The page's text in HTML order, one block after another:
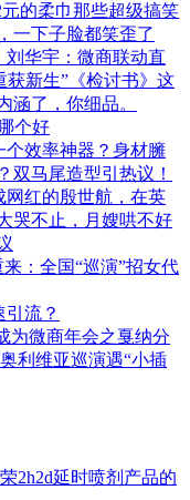
的柔巾那些超级搞笑
一下子脸都笑歪了
华宇：微商联动直
获新生”《检讨书》这
涵了，你细品。
个好
个效率神器？身材臃
双马尾造型引热议！
网红的殷世航，在英
哭不止，月嫂哄不好
：全国“巡演”招女代
流？
为微商年会之戛纳分
利维亚巡演遇“小插
2h2d延时喷剂产品的